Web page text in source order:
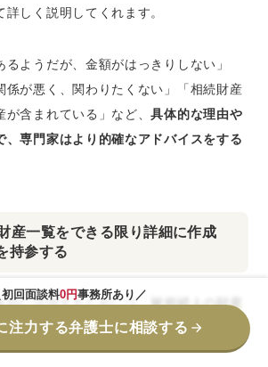
しく説明してくれます。
ようだが、金額がはっきりしない」
係が悪く、関わりたくない」「相続財産
が含まれている」など、具体的な理由や
、専門家はより的確なアドバイスをする
産一覧をできる限り詳細に作成
持参する
効に活用するためには、被相続人の財産
細に作成し、関係書類を持参することが
初回面談料0円事務所あり／
注力する弁護士に相談する